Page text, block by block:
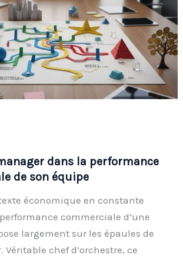
dans la performance
de son équipe
économique en constante
commerciale d’une
largement sur les épaules de
Véritable chef d’orchestre, ce